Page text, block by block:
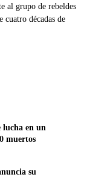
al grupo de rebeldes
cuatro décadas de
lucha en un
su